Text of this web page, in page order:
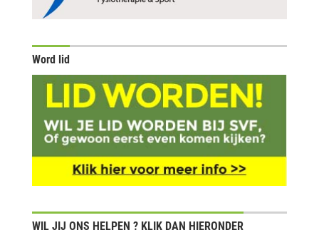
Word lid
WIL JIJ ONS HELPEN ? KLIK DAN HIERONDER